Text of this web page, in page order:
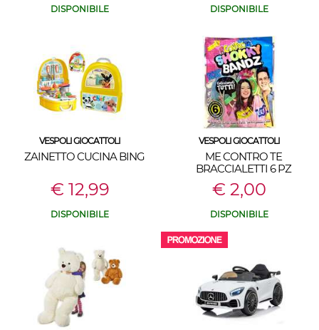
DISPONIBILE DISPONIBILE
VESPOLI GIOCATTOLI
ZAINETTO CUCINA BING
€ 12,99
DISPONIBILE
VESPOLI GIOCATTOLI
ME CONTRO TE
BRACCIALETTI 6 PZ
€ 2,00
DISPONIBILE